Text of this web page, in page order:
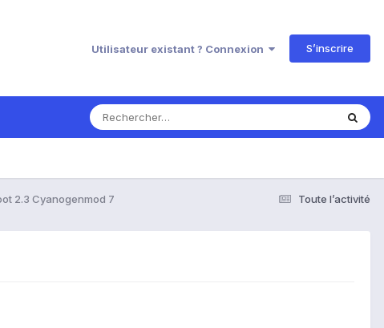
Utilisateur existant ? Connexion S’inscrire
Toute l’activité
2.3 Cyanogenmod 7